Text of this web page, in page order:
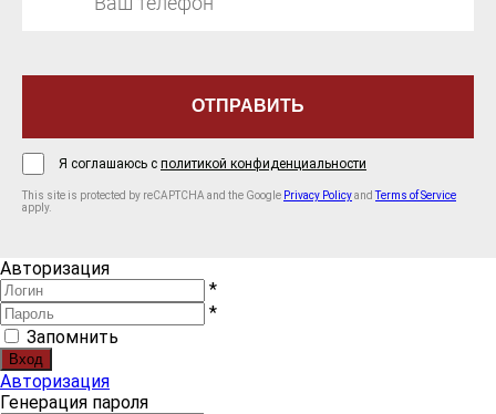
Я соглашаюсь с политикой конфиденциальности
This site is protected by reCAPTCHA and the Google Privacy PolicyandTerms of Service
apply.
Авторизация
*
*
Запомнить
Авторизация
Генерация пароля